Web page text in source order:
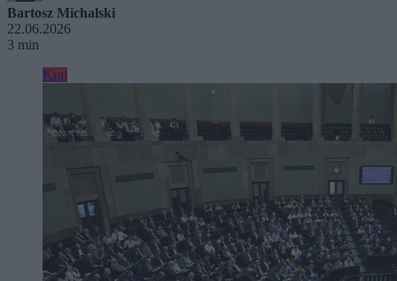
Bartosz Michalski
22.06.2026
3 min
Kraj